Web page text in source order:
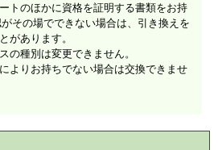
トのほかに資格を証明する書類をお持
その場でできない場合は、引き換えを
があります。
の種別は変更できません。
よりお持ちでない場合は交換できませ